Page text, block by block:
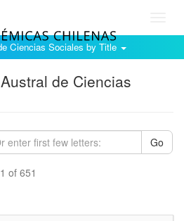
Ciencias Sociales by Title
de Ciencias
Go
of 651